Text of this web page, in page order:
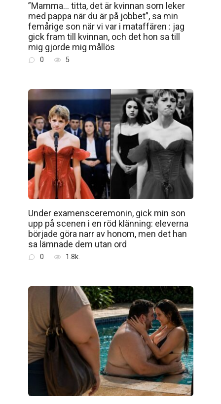
”Mamma… titta, det är kvinnan som leker
med pappa när du är på jobbet”, sa min
femårige son när vi var i mataffären : jag
gick fram till kvinnan, och det hon sa till
mig gjorde mig mållös
0 5
Under examensceremonin, gick min son
upp på scenen i en röd klänning: eleverna
började göra narr av honom, men det han
sa lämnade dem utan ord
0 1.8k.